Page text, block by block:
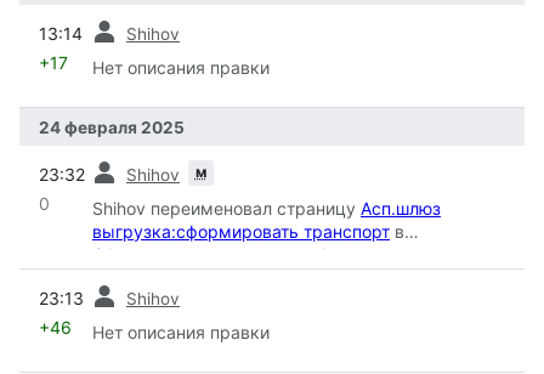
13:14 Shihov
+17 Нет описания правки
24 февраля 2025
23:32 Shihov м
0 Shihov переименовал страницу Асп.шлюз
выгрузка:сформировать транспорт в
Сформировать транспорт
: Автоматическое
23:13 Shihov
+46 Нет описания правки